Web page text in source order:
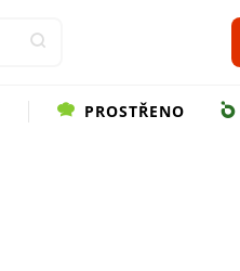
PROSTŘENO